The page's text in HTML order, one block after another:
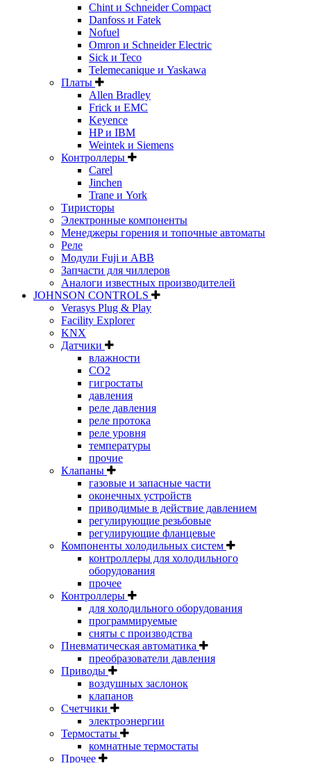
Chint и Schneider Compact
Danfoss и Fatek
Nofuel
Omron и Schneider Electric
Sick и Teco
Telemecanique и Yaskawa
Платы
Allen Bradley
Frick и EMC
Keyence
HP и IBM
Weintek и Siemens
Контроллеры
Carel
Jinchen
Trane и York
Тиристоры
Электронные компоненты
Менеджеры горения и топочные автоматы
Реле
Модули Fuji и ABB
Запчасти для чиллеров
Аналоги известных производителей
JOHNSON CONTROLS
Verasys Plug & Play
Facility Explorer
KNX
Датчики
влажности
CO2
гигростаты
давления
реле давления
реле протока
реле уровня
температуры
прочие
Клапаны
газовые и запасные части
оконечных устройств
приводимые в действие давлением
регулирующие резьбовые
регулирующие фланцевые
Компоненты холодильных систем
контроллеры для холодильного
оборудования
прочее
Контроллеры
для холодильного оборудования
программируемые
сняты с производства
Пневматическая автоматика
преобразователи давления
Приводы
воздушных заслонок
клапанов
Счетчики
электроэнергии
Термостаты
комнатные термостаты
Прочее